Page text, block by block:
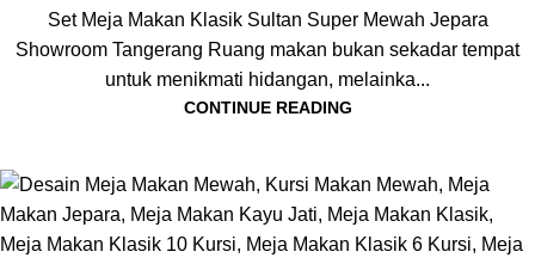
Set Meja Makan Klasik Sultan Super Mewah Jepara
Showroom Tangerang Ruang makan bukan sekadar tempat
untuk menikmati hidangan, melainka...
CONTINUE READING